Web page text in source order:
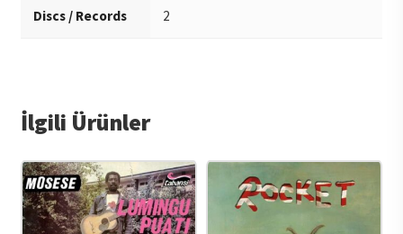
Discs / Records 2
İlgili Ürünler